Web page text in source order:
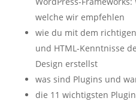
welche wir empfehlen
wie du mit dem
und HTML-Kenntnisse
Design erstellst
was sind Plugins und
die 11 wichtigsten